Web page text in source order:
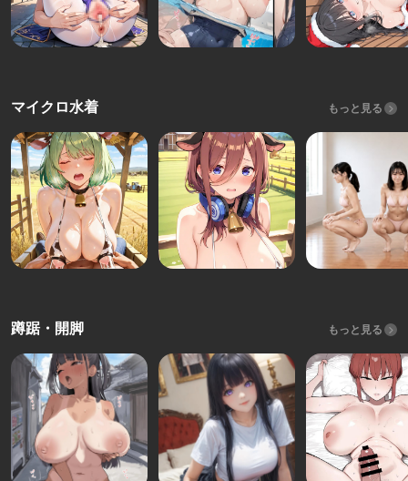
マイクロ水着 もっと見る
蹲踞・開脚 もっと見る